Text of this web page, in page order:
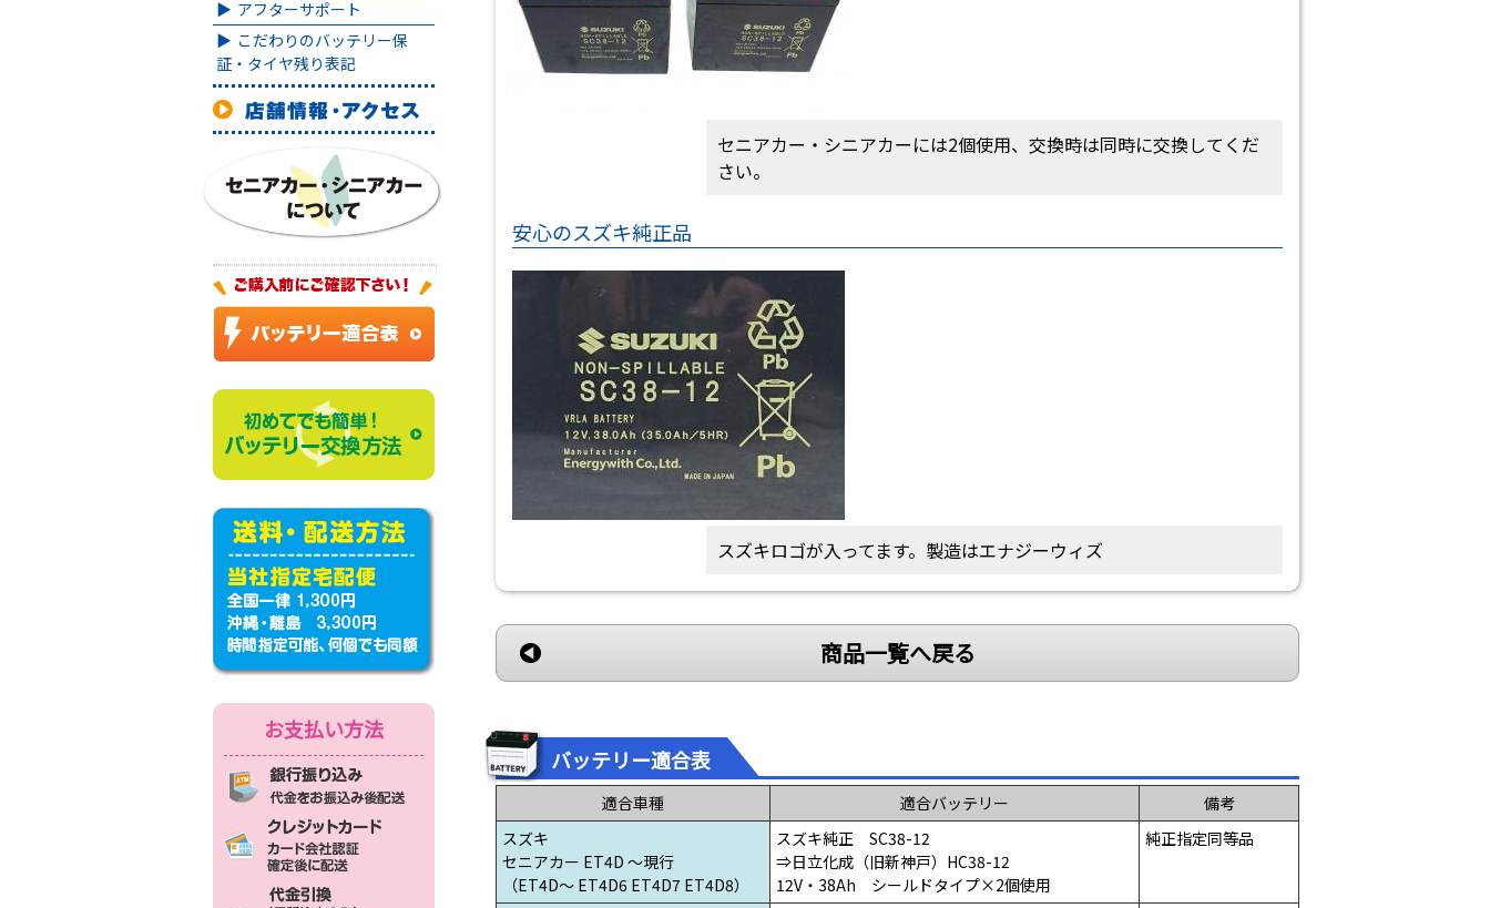
セニアカー・シニアカーには2個使用、交換時は同時に交換してくだ
さい。
安心のスズキ純正品
スズキロゴが入ってます。製造はエナジーウィズ
商品一覧へ戻る
バッテリー適合表
適合車種 適合バッテリー
備考
スズキ
セニアカー ET4D ～現行
（ET4D～ ET4D6 ET4D7 ET4D8）
スズキ純正 SC38-12
⇒日立化成（旧新神戸）HC38-12
12V・38Ah シールドタイプ×2個使用
純正指定同等品
アフターサポート
こだわりのバッテリー保
証・タイヤ残り表記
お支払い方法